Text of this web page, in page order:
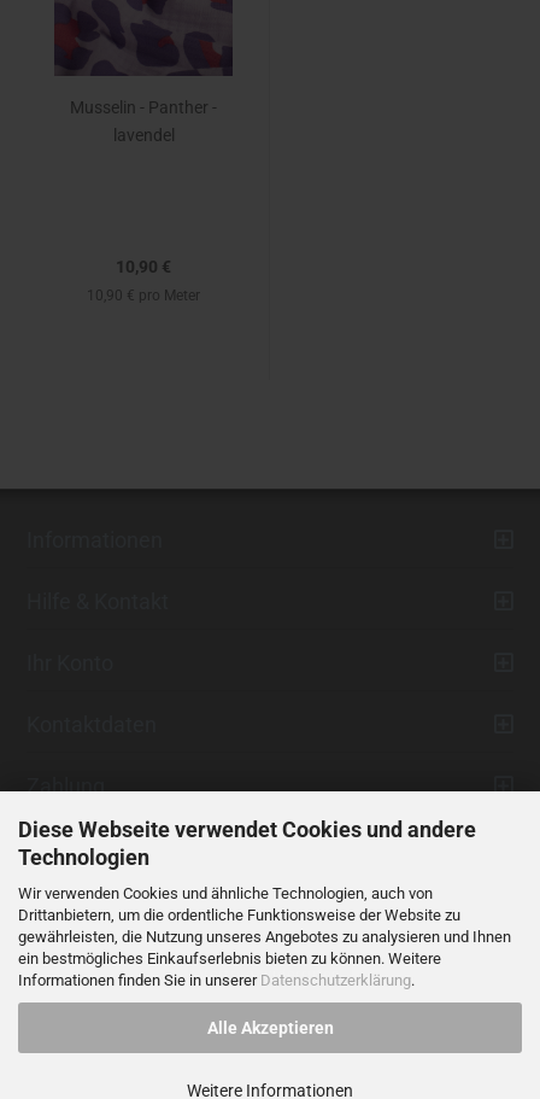
Diese Webseite verwendet Cookies und andere
Technologien
Wir verwenden Cookies und ähnliche Technologien, auch von
Drittanbietern, um die ordentliche Funktionsweise der Website zu
gewährleisten, die Nutzung unseres Angebotes zu analysieren und Ihnen
ein bestmögliches Einkaufserlebnis bieten zu können. Weitere
Informationen finden Sie in unserer Datenschutzerklärung.
Alle Akzeptieren
Weitere Informationen
Musselin - Panther -
lavendel
10,90 €
10,90 € pro Meter
Zahlung
Vertrag widerrufen